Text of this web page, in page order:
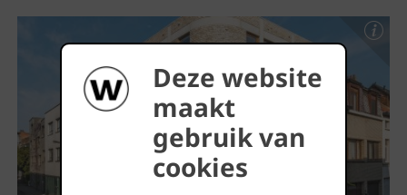
Deze website
maakt
gebruik van
cookies